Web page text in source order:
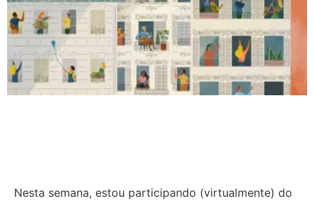
Nesta semana, estou participando (virtualmente) do